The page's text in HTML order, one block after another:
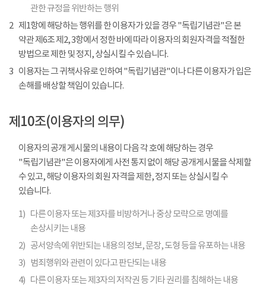
관한 규정을 위반하는 행위
2 제1항에 해당하는 행위를 한 이용자가 있을 경우 "독립기념관"은 본
약관 제6조 제2, 3항에서 정한 바에 따라 이용자의 회원자격을 적절한
방법으로 제한 및 정지, 상실시킬 수 있습니다.
3 이용자는 그 귀책사유로 인하여 "독립기념관"이나 다른 이용자가 입은
손해를 배상할 책임이 있습니다.
제10조(이용자의 의무)
이용자의 공개 게시물의 내용이 다음 각 호에 해당하는 경우
"독립기념관"은 이용자에게 사전 통지 없이 해당 공개게시물을 삭제할
수 있고, 해당 이용자의 회원 자격을 제한, 정지 또는 상실시킬 수
있습니다.
1) 다른 이용자 또는 제3자를 비방하거나 중상 모략으로 명예를
손상시키는 내용
2) 공서양속에 위반되는 내용의 정보, 문장, 도형 등을 유포하는 내용
3)
범죄행위와 관련이 있다고 판단되는 내용
4) 다른 이용자 또는 제3자의 저작권 등 기타 권리를 침해하는 내용